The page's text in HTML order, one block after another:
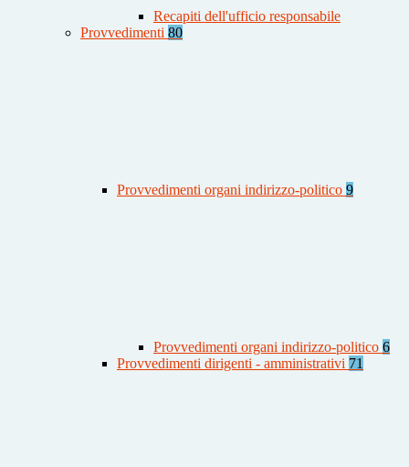
Recapiti dell'ufficio responsabile
Provvedimenti 80
Provvedimenti organi indirizzo-politico 9
Provvedimenti organi indirizzo-politico 6
Provvedimenti dirigenti - amministrativi 71